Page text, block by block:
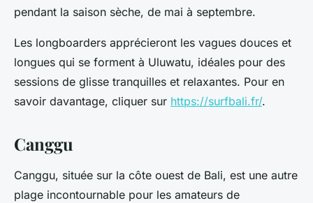
pendant la saison sèche, de mai à septembre.
Les longboarders apprécieront les vagues douces et
longues qui se forment à Uluwatu, idéales pour des
sessions de glisse tranquilles et relaxantes. Pour en
savoir davantage, cliquer sur https://surfbali.fr/.
Canggu
Canggu, située sur la côte ouest de Bali, est une autre
plage incontournable pour les amateurs de